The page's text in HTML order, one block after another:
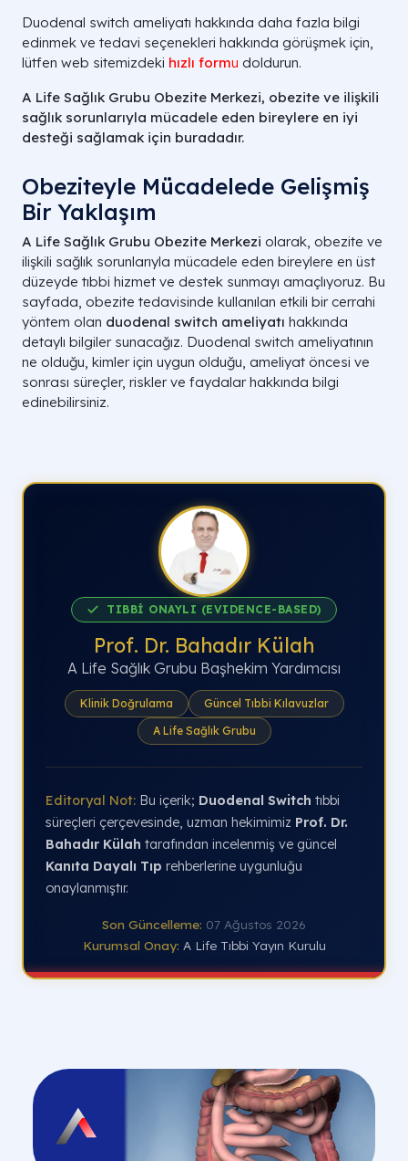
Duodenal switch ameliyatı hakkında daha fazla bilgi
edinmek ve tedavi seçenekleri hakkında görüşmek için,
lütfen web sitemizdeki hızlı formu doldurun.
A Life Sağlık Grubu Obezite Merkezi, obezite ve ilişkili
sağlık sorunlarıyla mücadele eden bireylere en iyi
desteği sağlamak için buradadır.
Obeziteyle Mücadelede Gelişmiş
Bir Yaklaşım
A Life Sağlık Grubu Obezite Merkezi olarak, obezite ve
ilişkili sağlık sorunlarıyla mücadele eden bireylere en üst
düzeyde tıbbi hizmet ve destek sunmayı amaçlıyoruz. Bu
sayfada, obezite tedavisinde kullanılan etkili bir cerrahi
yöntem olan duodenal switch ameliyatı hakkında
detaylı bilgiler sunacağız. Duodenal switch ameliyatının
ne olduğu, kimler için uygun olduğu, ameliyat öncesi ve
sonrası süreçler, riskler ve faydalar hakkında bilgi
edinebilirsiniz.
TIBBİ ONAYLI (EVIDENCE-BASED)
Prof. Dr. Bahadır Külah
A Life Sağlık Grubu Başhekim Yardımcısı
Klinik Doğrulama
Güncel Tıbbi Kılavuzlar
A Life Sağlık Grubu
Editoryal Not: Bu içerik; Duodenal Switch tıbbi
süreçleri çerçevesinde, uzman hekimimiz Prof. Dr.
Bahadır Külah tarafından incelenmiş ve güncel
Kanıta Dayalı Tıp rehberlerine uygunluğu
onaylanmıştır.
Son Güncelleme: 07 Ağustos 2026
Kurumsal Onay: A Life Tıbbi Yayın Kurulu